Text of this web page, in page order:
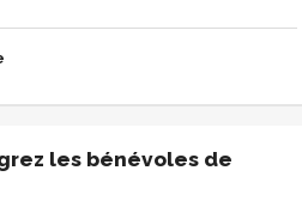
les bénévoles de